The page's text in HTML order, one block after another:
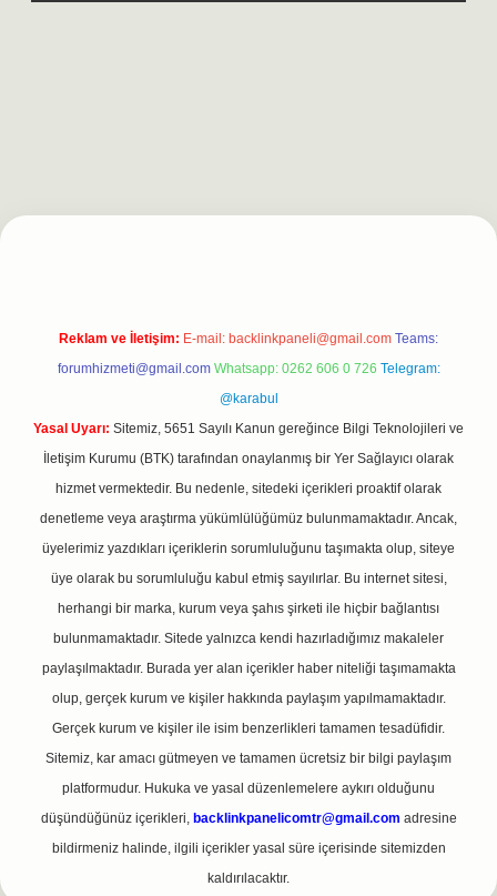
Reklam ve İletişim: E-mail: backlinkpaneli@gmail.com Teams:
forumhizmeti@gmail.com Whatsapp: 0262 606 0 726 Telegram:
@karabul
Yasal Uyarı: Sitemiz, 5651 Sayılı Kanun gereğince Bilgi Teknolojileri ve
İletişim Kurumu (BTK) tarafından onaylanmış bir Yer Sağlayıcı olarak
hizmet vermektedir. Bu nedenle, sitedeki içerikleri proaktif olarak
denetleme veya araştırma yükümlülüğümüz bulunmamaktadır. Ancak,
üyelerimiz yazdıkları içeriklerin sorumluluğunu taşımakta olup, siteye
üye olarak bu sorumluluğu kabul etmiş sayılırlar. Bu internet sitesi,
herhangi bir marka, kurum veya şahıs şirketi ile hiçbir bağlantısı
bulunmamaktadır. Sitede yalnızca kendi hazırladığımız makaleler
paylaşılmaktadır. Burada yer alan içerikler haber niteliği taşımamakta
olup, gerçek kurum ve kişiler hakkında paylaşım yapılmamaktadır.
Gerçek kurum ve kişiler ile isim benzerlikleri tamamen tesadüfidir.
Sitemiz, kar amacı gütmeyen ve tamamen ücretsiz bir bilgi paylaşım
platformudur. Hukuka ve yasal düzenlemelere aykırı olduğunu
düşündüğünüz içerikleri, backlinkpanelicomtr@gmail.com adresine
bildirmeniz halinde, ilgili içerikler yasal süre içerisinde sitemizden
kaldırılacaktır.